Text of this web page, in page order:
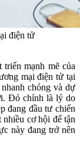
điện tử
mạnh mẽ của
mại điện tử tại
chóng và dự
Đó chính là lý do
đang đầu tư chiến
cơ hội để tận
này đang trở nên